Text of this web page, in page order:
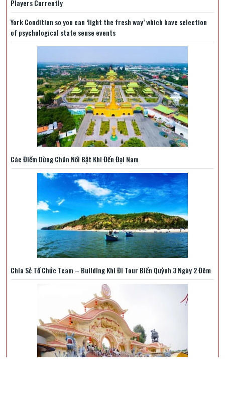
Players Currently
York Condition so you can ‘light the fresh way’ which have selection
of psychological state sense events
Các Điểm Dừng Chân Nổi Bật Khi Đến Đại Nam
Chia Sẻ Tổ Chức Team – Building Khi Đi Tour Biển Quỳnh 3 Ngày 2 Đêm